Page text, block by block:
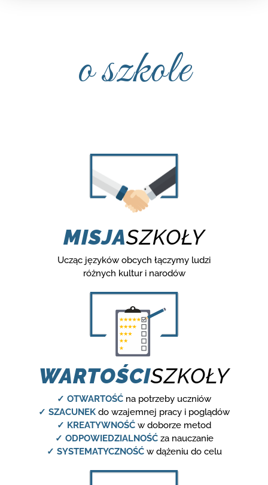
o szkole
MISJASZKOŁY
Ucząc języków obcych łączymy ludzi
różnych kultur i narodów
WARTOŚCISZKOŁY
✓ OTWARTOŚĆ na potrzeby uczniów
✓ SZACUNEK do wzajemnej pracy i poglądów
✓ KREATYWNOŚĆ w doborze metod
✓ ODPOWIEDZIALNOŚĆza nauczanie
✓ SYSTEMATYCZNOŚĆw dążeniu do celu